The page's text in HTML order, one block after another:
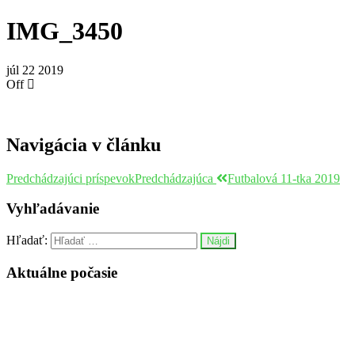
IMG_3450
júl 22 2019
Off
Navigácia v článku
Predchádzajúci príspevokPredchádzajúca Futbalová 11-tka 2019
Vyhľadávanie
Hľadať:
Aktuálne počasie